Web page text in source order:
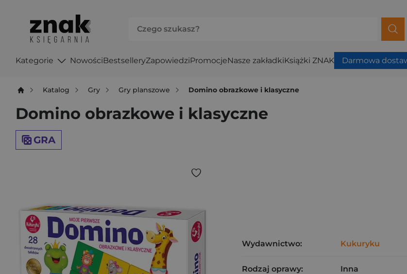
Kategorie NowościBestselleryZapowiedziPromocjeNasze zakładkiKsiążki ZNAK Darmowa
Katalog Gry Gry planszowe Domino obrazkowe i klasyczne
Domino obrazkowe i klasyczne
GRA
Wydawnictwo: Kukuryku
Rodzaj oprawy: Inna